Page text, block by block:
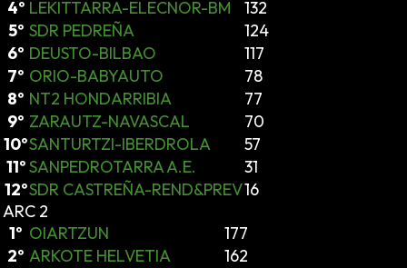
4º LEKITTARRA-ELECNOR-BM
132
5º SDR PEDREÑA
124
6º DEUSTO-BILBAO
117
7º ORIO-BABYAUTO
78
8º NT2 HONDARRIBIA
77
9º ZARAUTZ-NAVASCAL
70
10ºSANTURTZI-IBERDROLA
57
11ºSANPEDROTARRA A.E.
31
12ºSDR CASTREÑA-REND&PREV16
ARC 2
1º OIARTZUN
177
2º ARKOTE HELVETIA
162